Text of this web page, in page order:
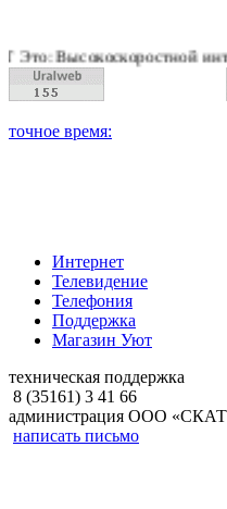
интернет,
Интернет
Телевидение
Телефония
Поддержка
Магазин Уют
техническая поддержка
8 (35161) 3 41 66
администрация ООО
написать письмо